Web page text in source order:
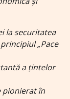
la securitatea
„Pace
a țintelor
pionierat în